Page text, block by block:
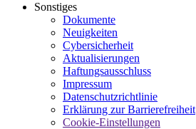
Sonstiges
Dokumente
Neuigkeiten
Cybersicherheit
Aktualisierungen
Haftungsausschluss
Impressum
Datenschutzrichtlinie
Erklärung zur Barrierefreiheit
Cookie-Einstellungen